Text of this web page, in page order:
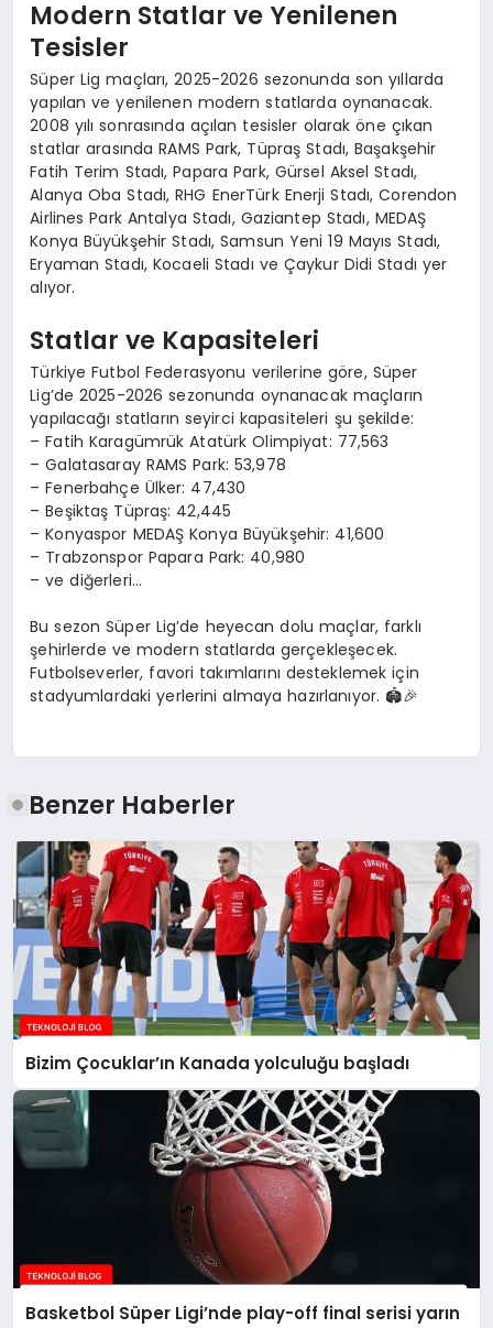
Modern Statlar ve Yenilenen
Tesisler
Süper Lig maçları, 2025-2026 sezonunda son yıllarda
yapılan ve yenilenen modern statlarda oynanacak.
2008 yılı sonrasında açılan tesisler olarak öne çıkan
statlar arasında RAMS Park, Tüpraş Stadı, Başakşehir
Fatih Terim Stadı, Papara Park, Gürsel Aksel Stadı,
Alanya Oba Stadı, RHG EnerTürk Enerji Stadı, Corendon
Airlines Park Antalya Stadı, Gaziantep Stadı, MEDAŞ
Konya Büyükşehir Stadı, Samsun Yeni 19 Mayıs Stadı,
Eryaman Stadı, Kocaeli Stadı ve Çaykur Didi Stadı yer
alıyor.
Statlar ve Kapasiteleri
Türkiye Futbol Federasyonu verilerine göre, Süper
Lig’de 2025-2026 sezonunda oynanacak maçların
yapılacağı statların seyirci kapasiteleri şu şekilde:
– Fatih Karagümrük Atatürk Olimpiyat: 77,563
– Galatasaray RAMS Park: 53,978
– Fenerbahçe Ülker: 47,430
– Beşiktaş Tüpraş: 42,445
– Konyaspor MEDAŞ Konya Büyükşehir: 41,600
– Trabzonspor Papara Park: 40,980
– ve diğerleri…
Bu sezon Süper Lig’de heyecan dolu maçlar, farklı
şehirlerde ve modern statlarda gerçekleşecek.
Futbolseverler, favori takımlarını desteklemek için
stadyumlardaki yerlerini almaya hazırlanıyor. 🏟️🎉
Benzer Haberler
Bizim Çocuklar’ın Kanada yolculuğu başladı
Basketbol Süper Ligi’nde play-off final serisi yarın